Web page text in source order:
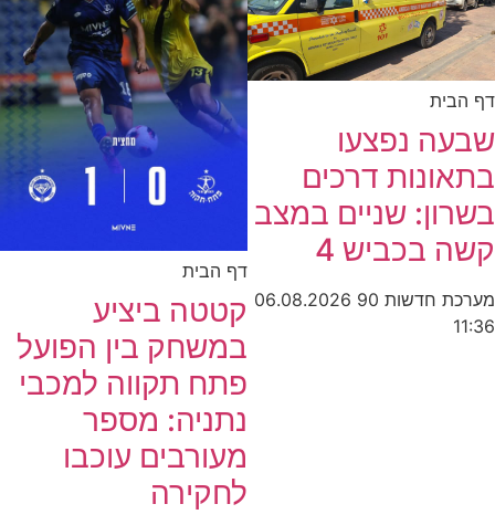
דף הבית
שבעה נפצעו
בתאונות דרכים
בשרון: שניים במצב
קשה בכביש 4
מערכת חדשות 90
06.08.2026
11:36
דף הבית
קטטה ביציע
במשחק בין הפועל
פתח תקווה למכבי
נתניה: מספר
מעורבים עוכבו
לחקירה